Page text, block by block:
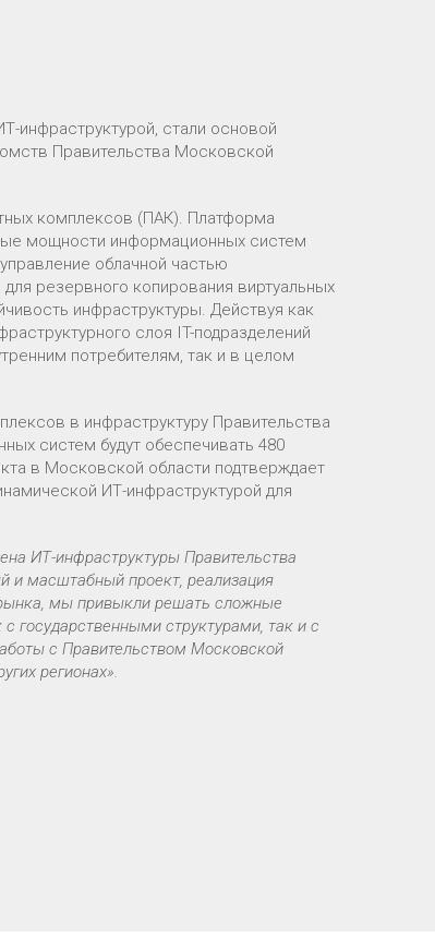
инфраструктурой, стали основой
Правительства Московской
комплексов (ПАК). Платформа
мощности информационных систем
облачной частью
резервного копирования виртуальных
инфраструктуры. Действуя как
слоя IT-подразделений
потребителям, так и в целом
в инфраструктуру Правительства
систем будут обеспечивать 480
в Московской области подтверждает
ИТ-инфраструктурой для
ИТ-инфраструктуры Правительства
и масштабный проект, реализация
рынка, мы привыкли решать сложные
государственными структурами, так и с
с Правительством Московской
регионах».